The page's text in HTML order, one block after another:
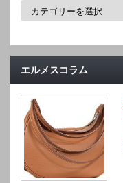
カ
ー
エルメスコラム